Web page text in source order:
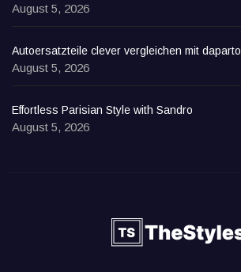
August 5, 2026
Autoersatzteile clever vergleichen mit daparto
August 5, 2026
Effortless Parisian Style with Sandro
August 5, 2026